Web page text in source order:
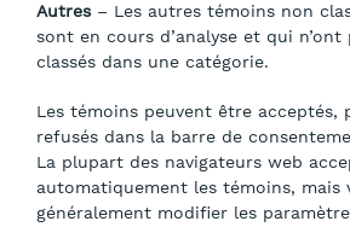
Autres– Les autres témoins non
sont en cours d’analyse et qui n’ont
classés dans une catégorie.
Les témoins peuvent être acceptés,
refusés dans la barre de
La plupart des navigateurs web
automatiquement les témoins, mais
généralement modifier les